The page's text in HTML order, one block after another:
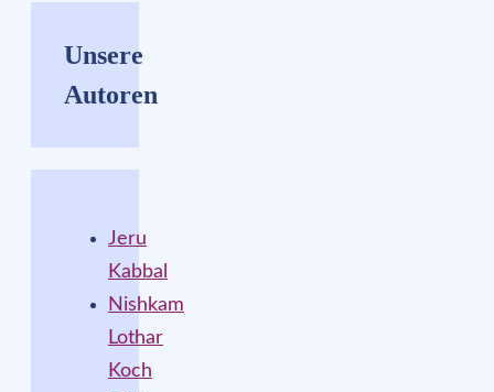
Unsere
Autoren
Jeru
Kabbal
Nishkam
Lothar
Koch